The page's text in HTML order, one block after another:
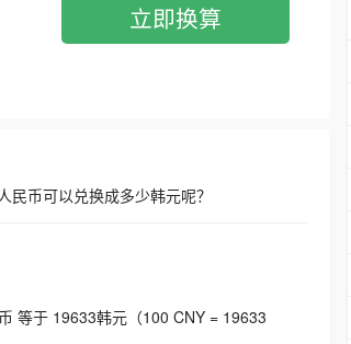
立即换算
币可以兑换成多少韩元呢？
等于 19633韩元（100 CNY = 19633